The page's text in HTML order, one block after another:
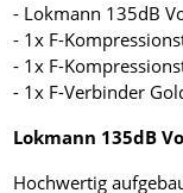
- Lokmann 135dB
- 1x F-
- 1x F-
- 1x F-Verbinder
Lokmann 135dB
Hochwertig